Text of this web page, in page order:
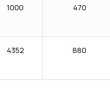
1000 470
4352 880